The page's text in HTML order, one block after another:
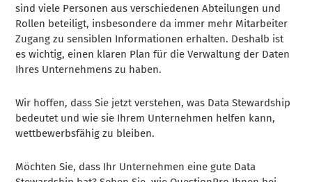
sind viele Personen aus verschiedenen Abteilungen und
Rollen beteiligt, insbesondere da immer mehr Mitarbeiter
Zugang zu sensiblen Informationen erhalten. Deshalb ist
es wichtig, einen klaren Plan für die Verwaltung der Daten
Ihres Unternehmens zu haben.
Wir hoffen, dass Sie jetzt verstehen, was Data Stewardship
bedeutet und wie sie Ihrem Unternehmen helfen kann,
wettbewerbsfähig zu bleiben.
Möchten Sie, dass Ihr Unternehmen eine gute Data